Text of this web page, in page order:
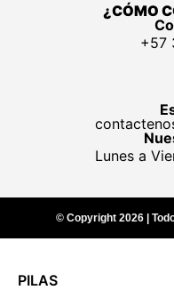
¿CÓMO
+57
Lunes a
© Copyright 2026 |
PILAS